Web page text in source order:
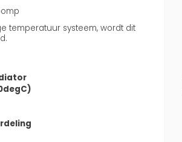
temperatuur systeem, wordt dit